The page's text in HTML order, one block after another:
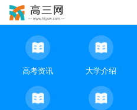
高考资讯 大学介绍